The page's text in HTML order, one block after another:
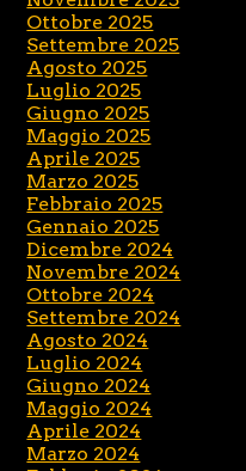
Ottobre 2025
Settembre 2025
Agosto 2025
Luglio 2025
Giugno 2025
Maggio 2025
Aprile 2025
Marzo 2025
Febbraio 2025
Gennaio 2025
Dicembre 2024
Novembre 2024
Ottobre 2024
Settembre 2024
Agosto 2024
Luglio 2024
Giugno 2024
Maggio 2024
Aprile 2024
Marzo 2024